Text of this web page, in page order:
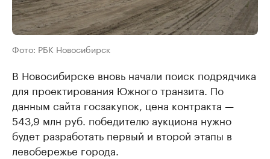
Фото: РБК Новосибирск
В Новосибирске вновь начали поиск подрядчика
для проектирования Южного транзита. По
данным сайта госзакупок, цена контракта —
543,9 млн руб. победителю аукциона нужно
будет разработать первый и второй этапы в
левобережье города.